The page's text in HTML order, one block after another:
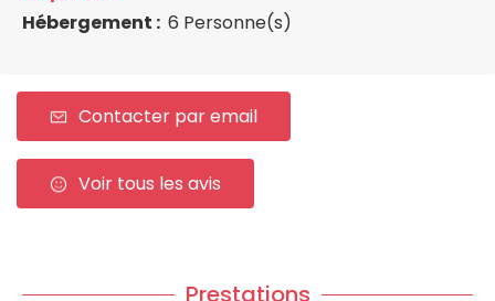
Hébergement : 6 Personne(s)
Contacter par email
Voir tous les avis
Prestations